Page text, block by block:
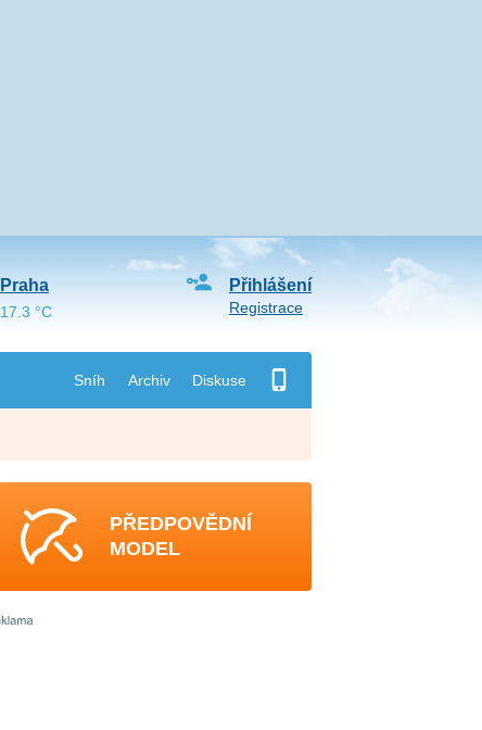
Sníh Archiv Diskuse
Přihlášení
Registrace
Praha
17.3 °C
PŘEDPOVĚDNÍ
MODEL